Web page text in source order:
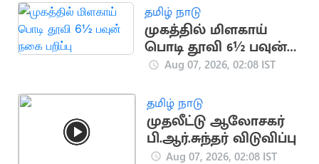
தமிழ் நாடு
முகத்தில் மிளகாய்
பொடி தூவி 6½ பவுன்
நகை பறிப்பு
Aug 07, 2026, 02:08 IST
தமிழ் நாடு
முதலீட்டு ஆலோசகர்
பி.ஆர்.சுந்தர் விடுவிப்பு
Aug 07, 2026, 02:08 IST